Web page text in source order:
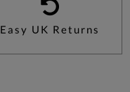
Easy UK Returns